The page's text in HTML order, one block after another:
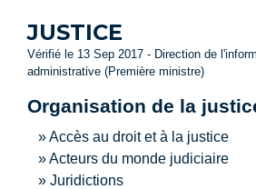
JUSTICE
Vérifié le 13 Sep 2017 - Direction de
administrative (Première ministre)
Organisation de la
Accès au droit et à la justice
Acteurs du monde judiciaire
Juridictions